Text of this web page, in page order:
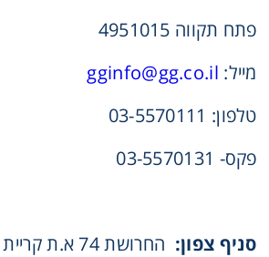
פתח תקווה 4951015
מייל: gginfo@gg.co.il
טלפון: 03-5570111
פקס- 03-5570131
סניף צפון: החרושת 74 א.ת קריית ביאליק 2751173
פיקוד ובקרה
רשתות ואביזרי מסוע